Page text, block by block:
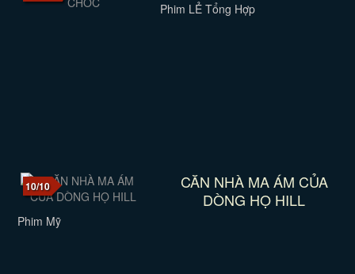
Phim LẺ Tổng Hợp
10/10
CĂN NHÀ MA ÁM CỦA
DÒNG HỌ HILL
Phim Mỹ